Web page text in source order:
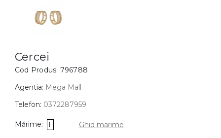
BIJUTERII COPII
Cercei
Bratari
Coliere
Lanturi
Pandantive
Cercei
Cod Produs: 796788
Agentia: Mega Mall
Telefon: 0372287959
Mărime: 1 Ghid marime